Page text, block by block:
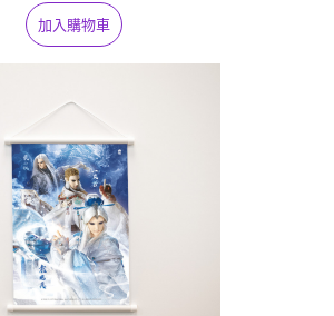
加入購物車